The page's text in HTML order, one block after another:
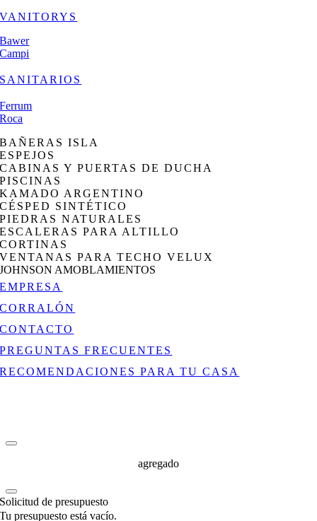
VANITORYS
Bawer
Campi
SANITARIOS
Ferrum
Roca
BAÑERAS ISLA
ESPEJOS
CABINAS Y PUERTAS DE DUCHA
PISCINAS
KAMADO ARGENTINO
CÉSPED SINTÉTICO
PIEDRAS NATURALES
ESCALERAS PARA ALTILLO
CORTINAS
VENTANAS PARA TECHO VELUX
JOHNSON AMOBLAMIENTOS
EMPRESA
CORRALÓN
CONTACTO
PREGUNTAS FRECUENTES
RECOMENDACIONES PARA TU CASA
agregado
Solicitud de presupuesto
Tu presupuesto está vacío.